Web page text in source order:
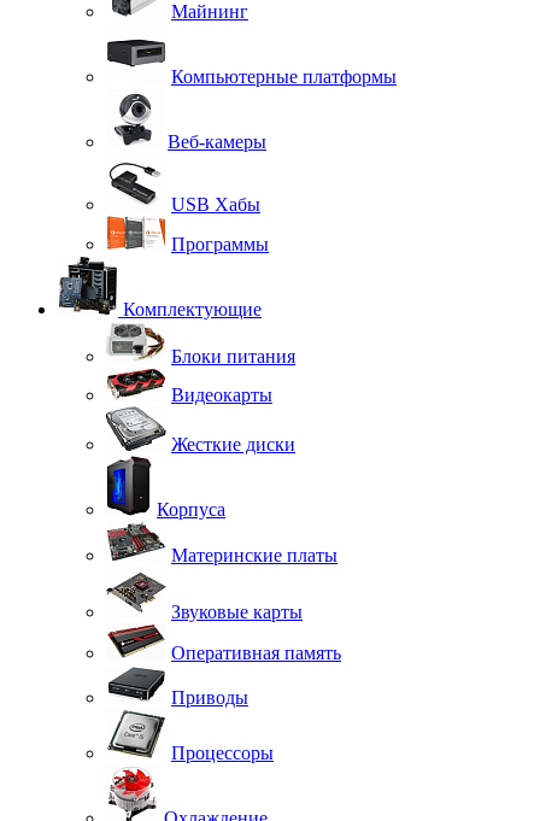
Майнинг
Компьютерные платформы
Веб-камеры
USB Хабы
Программы
Комплектующие
Блоки питания
Видеокарты
Жесткие диски
Корпуса
Материнские платы
Звуковые карты
Оперативная память
Приводы
Процессоры